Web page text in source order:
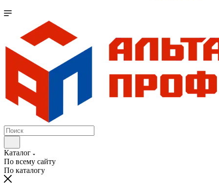
Каталог
По всему сайту
По каталогу